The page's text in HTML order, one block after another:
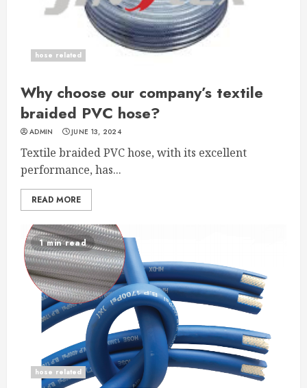
hose related
Why choose our company’s textile
braided PVC hose?
ADMIN JUNE 13, 2024
Textile braided PVC hose, with its excellent
performance, has...
READ MORE
1 min read
hose related